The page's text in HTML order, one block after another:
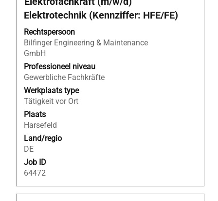
Elektrotechnik (Kennziffer: HFE/FE)
Rechtspersoon
Bilfinger Engineering & Maintenance
GmbH
Professioneel niveau
Gewerbliche Fachkräfte
Werkplaats type
Tätigkeit vor Ort
Plaats
Harsefeld
Land/regio
DE
Job ID
64472
deze
spatiebalk
om
de
volledige
inhoud
van
de
functiegegevens
weer
te
geven.